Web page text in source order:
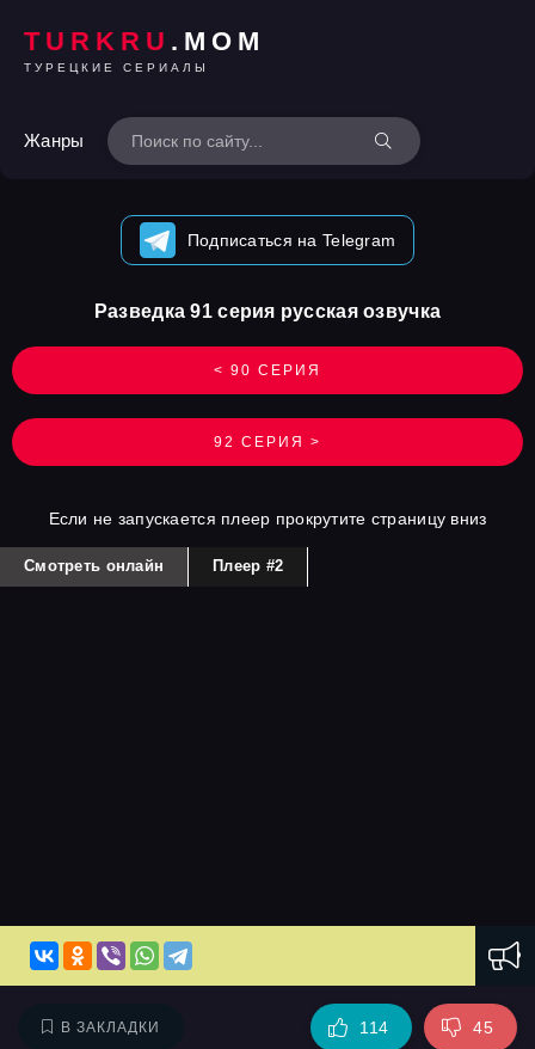
TURKRU .MOM
ТУРЕЦКИЕ СЕРИАЛЫ
Жанры
Подписаться на Telegram
< 90 СЕРИЯ
Разведка 91 серия русская озвучка
92 СЕРИЯ >
Если не запускается плеер прокрутите страницу вниз
Смотреть онлайн Плеер #2
В ЗАКЛАДКИ 114 45